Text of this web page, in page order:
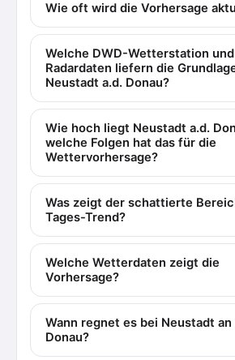
Wie oft wird die Vorhersage
Welche DWD-Wetterstation
Radardaten liefern die
Neustadt a.d. Donau?
Wie hoch liegt Neustadt a.d.
welche Folgen hat das für die
Wettervorhersage?
Was zeigt der schattierte
Tages-Trend?
Welche Wetterdaten zeigt die
Vorhersage?
Wann regnet es bei Neustadt an
Donau?